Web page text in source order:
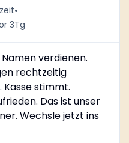
•
3Tg
verdienen.
rechtzeitig
Kasse stimmt.
Das ist unser
Wechsle jetzt ins